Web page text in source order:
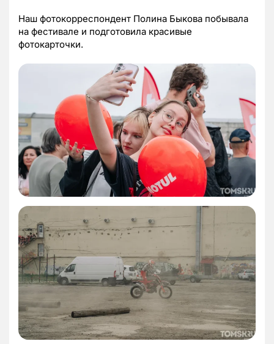
Наш фотокорреспондент Полина Быкова побывала
на фестивале и подготовила красивые
фотокарточки.